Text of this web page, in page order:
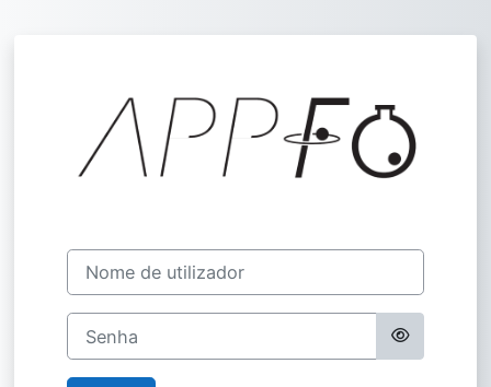
Entrar em
Nome de utilizador
Senha